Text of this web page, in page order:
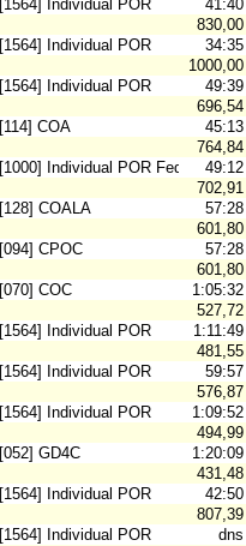
[1564] Individual POR 41:40
830,00
[1564] Individual POR 34:35
1000,00
[1564] Individual POR 49:39
696,54
[114] COA 45:13
764,84
[1000] Individual POR Fed 49:12
702,91
[128] COALA 57:28
601,80
[094] CPOC 57:28
601,80
[070] COC 1:05:32
527,72
[1564] Individual POR 1:11:49
481,55
[1564] Individual POR 59:57
576,87
[1564] Individual POR 1:09:52
494,99
[052] GD4C 1:20:09
431,48
[1564] Individual POR 42:50
807,39
[1564] Individual POR dns